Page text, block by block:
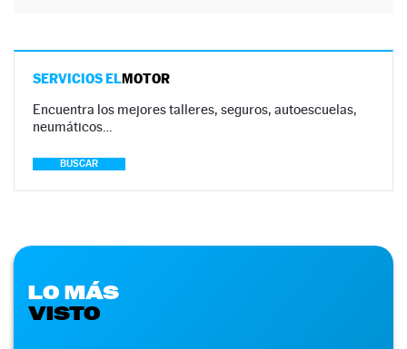
SERVICIOS ELMOTOR
Encuentra los mejores talleres, seguros, autoescuelas,
neumáticos…
BUSCAR
LO MÁS
VISTO